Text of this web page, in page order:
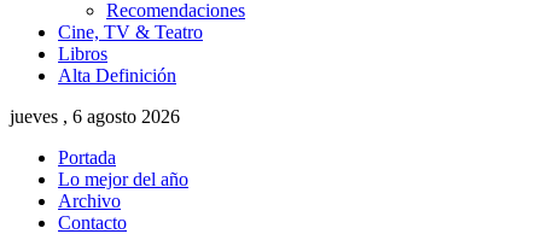
Recomendaciones
Cine, TV & Teatro
Libros
Alta Definición
jueves , 6 agosto 2026
Portada
Lo mejor del año
Archivo
Contacto